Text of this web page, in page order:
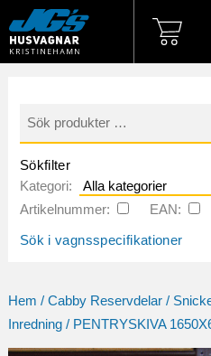
efter:
Sökfilter
Kategori:
Artikelnummer:
EAN:
Sök i vagnsspecifikationer
Hem / Cabby Reservdelar/
Inredning/ PENTRYSKIVA